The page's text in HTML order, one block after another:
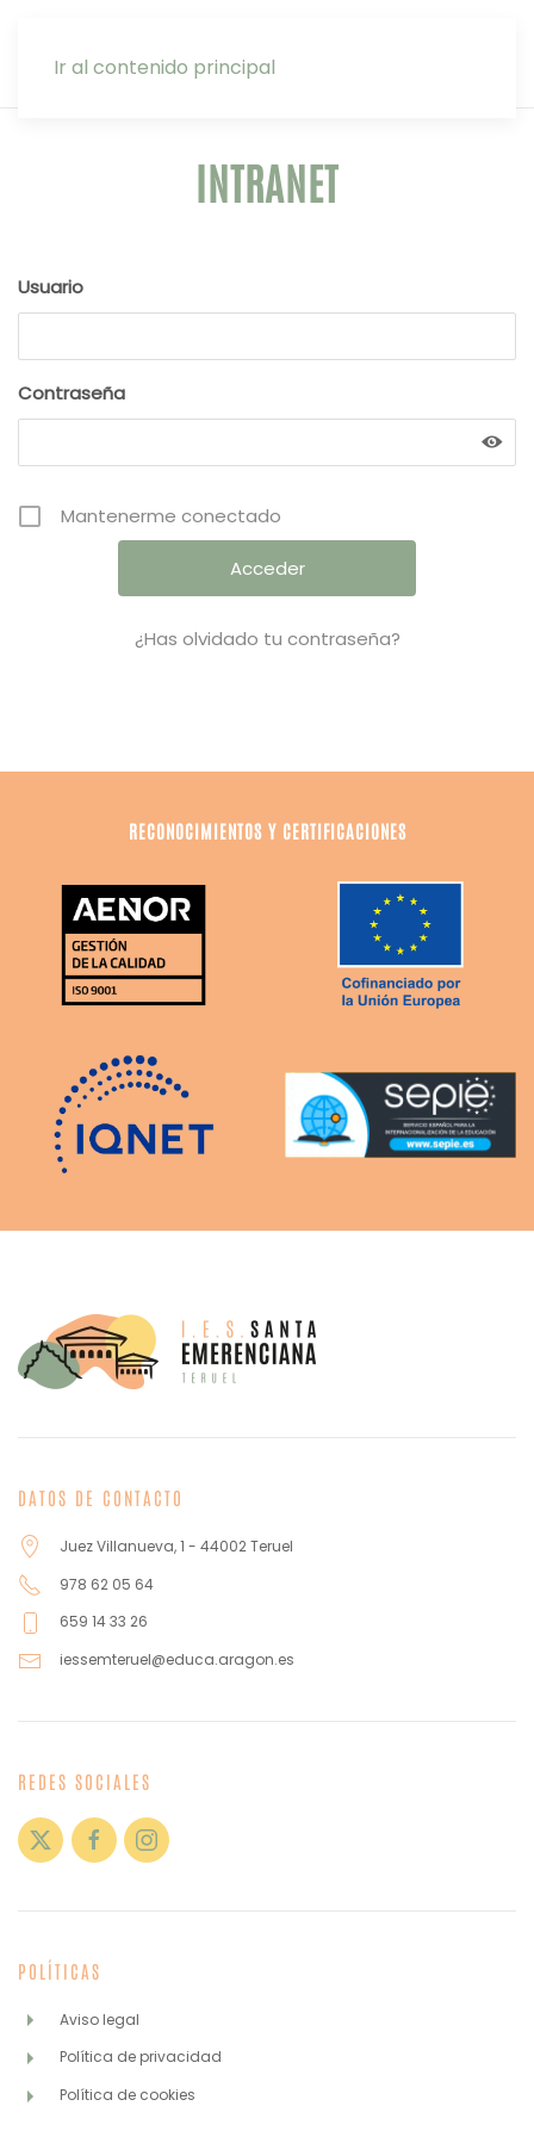
Ir al contenido principal
INTRANET
Usuario
Contraseña
Mantenerme conectado
¿Has olvidado tu contraseña?
RECONOCIMIENTOS Y CERTIFICACIONES
DATOS DE CONTACTO
Juez Villanueva, 1 - 44002 Teruel
978 62 05 64
659 14 33 26
iessemteruel@educa.aragon.es
REDES SOCIALES
POLÍTICAS
Aviso legal
Política de privacidad
Política de cookies